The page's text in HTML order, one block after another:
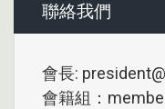
聯絡我們
會長:
會籍組：